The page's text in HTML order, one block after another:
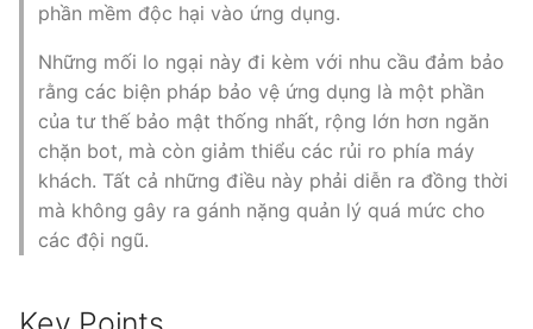
n
phần mềm độc hại vào ứng dụng.
Những mối lo ngại này đi kèm với nhu cầu đảm bảo
rằng các biện pháp bảo vệ ứng dụng là một phần
của tư thế bảo mật thống nhất, rộng lớn hơn ngăn
chặn bot, mà còn giảm thiểu các rủi ro phía máy
khách. Tất cả những điều này phải diễn ra đồng thời
mà không gây ra gánh nặng quản lý quá mức cho
các đội ngũ.